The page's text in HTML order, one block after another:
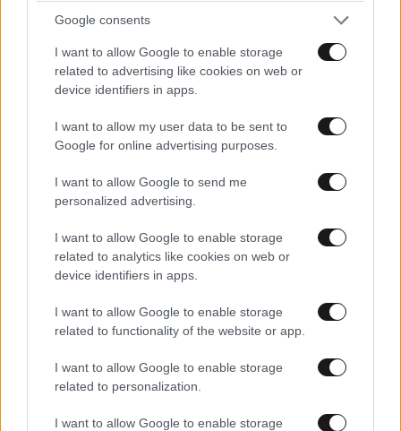
Google consents
I want to allow Google to enable storage
related to advertising like cookies on web or
device identifiers in apps.
I want to allow my user data to be sent to
Google for online advertising purposes.
I want to allow Google to send me
personalized advertising.
I want to allow Google to enable storage
related to analytics like cookies on web or
device identifiers in apps.
I want to allow Google to enable storage
related to functionality of the website or app.
I want to allow Google to enable storage
related to personalization.
I want to allow Google to enable storage
LIFESTYLE10·08·2026 20:15
Τατιάνα Στεφανίδου: Η νέα εξόρμηση στους
με νόημα